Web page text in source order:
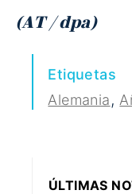
(AT / dpa)
Etiquetas
Alemania,
ÚLTIMAS